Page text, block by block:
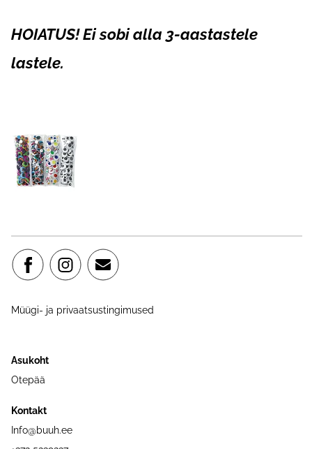
HOIATUS! Ei sobi alla 3-aastastele
lastele.
Müügi- ja privaatsustingimused
Asukoht
Otepää
Kontakt
Info@buuh.ee